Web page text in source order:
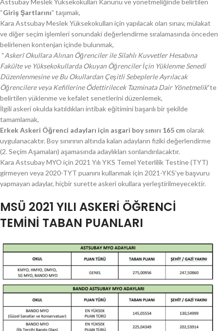
Astsubay Meslek Yüksekokulları Kanunu ve yönetmeliğinde belirtilen
“Giriş Şartlarını” taşımak,
Kara Astsubay Meslek Yüksekokulları için yapılacak olan sınav, mülakat
ve diğer seçim işlemleri sonundaki değerlendirme sıralamasında önceden
belirlenen kontenjan içinde bulunmak,
“Askerî Okullara Alınan Öğrenciler ile Silahlı Kuvvetler Hesabına
Fakülte ve Yüksekokullarda Okuyan Öğrenciler İçin Yüklenme Senedi
Düzenlenmesine ve Bu Okullardan Çeşitli Sebeplerle Ayrılacak
Öğrencilere veya Kefillerine Ödettirilecek Tazminata Dair Yönetmelik”te
belirtilen yüklenme ve kefalet senetlerini düzenlemek,
İlgili askeri okulda katıldıkları intibak eğitimini başarılı bir şekilde
tamamlamak,
Erkek Askeri Öğrenci adayları için asgari boy sınırı 165 cmolarak
uygulanacaktır. Boy sınırının altında kalan adayların fiziki değerlendirme
(2. Seçim Aşamaları) aşamasında adaylıkları sonlandırılacaktır.
Kara Astsubay MYO için 2021 Yılı YKS Temel Yeterlilik Testine (TYT)
girmeyen veya 2020-TYT puanını kullanmak için 2021-YKS’ye başvuru
yapmayan adaylar, hiçbir surette askeri okullara yerleştirilmeyecektir.
MSÜ 2021 YILI ASKERİ ÖĞRENCİ
TEMİNİ TABAN PUANLARI